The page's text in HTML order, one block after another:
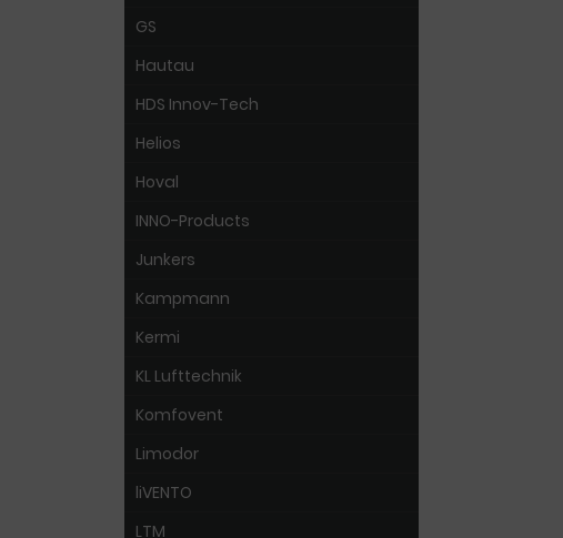
GS
Hautau
HDS Innov-Tech
Helios
Hoval
INNO-Products
Junkers
Kampmann
Kermi
KL Lufttechnik
Komfovent
Limodor
liVENTO
LTM